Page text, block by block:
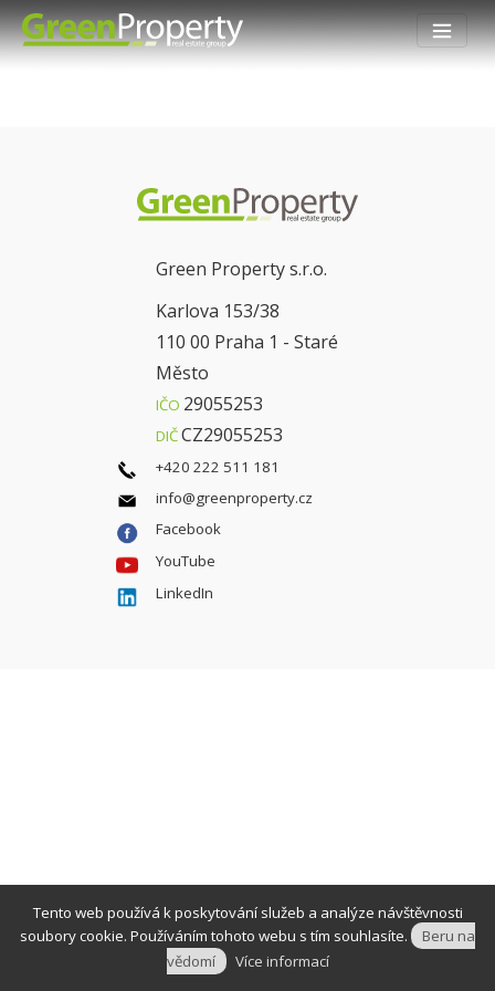
Tento web používá k poskytování služeb a analýze návštěvnosti
soubory cookie. Používáním tohoto webu s tím souhlasíte.
Beru na
vědomí
Více informací
Green Property s.r.o.
Karlova 153/38
110 00 Praha 1 - Staré
Město
IČO 29055253
DIČCZ29055253
+420 222 511 181
info@greenproperty.cz
Facebook
YouTube
LinkedIn